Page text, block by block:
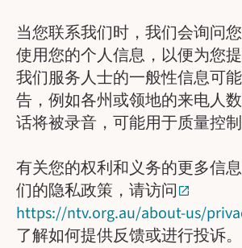
当您联系我们时，我们会询问
使用您的个人信息，以便为您
我们服务人士的一般性信息可
告，例如各州或领地的来电人
话将被录音，可能用于质量控制
有关您的权利和义务的更多信
们的隐私政策，请访问
https://ntv.org.au/about-us/
了解如何提供反馈或进行投诉。